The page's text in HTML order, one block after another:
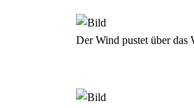
Der Wind pustet über das